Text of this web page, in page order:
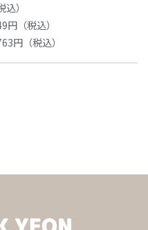
）
（税込）
円（税込）